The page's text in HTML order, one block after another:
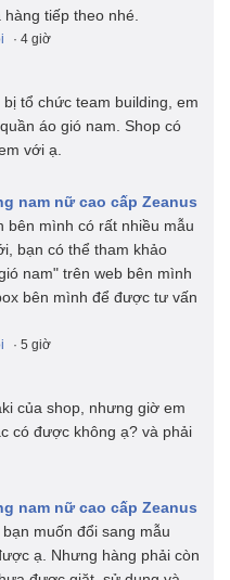
tiếp theo nhé.
· 4 giờ
tổ chức team building, em
áo gió nam. Shop có
với ạ.
nam nữ cao cấp Zeanus
bên mình có rất nhiều mẫu
bạn có thể tham khảo
nam" trên web bên mình
bên mình để được tư vấn
· 5 giờ
của shop, nhưng giờ em
có được không ạ? và phải
nam nữ cao cấp Zeanus
muốn đổi sang mẫu
ạ. Nhưng hàng phải còn